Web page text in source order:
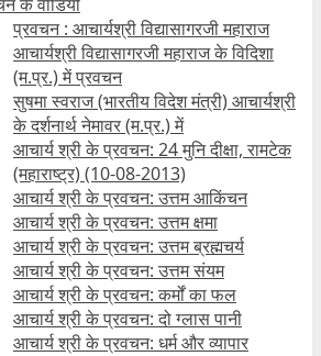
प्रवचन : आचार्यश्री ‍विद्यासागरजी महाराज
आचार्यश्री विद्यासागरजी महाराज के विदिशा
(म.प्र.) में प्रवचन
सुषमा स्वराज (भारतीय विदेश मंत्री) आचार्यश्री
के दर्शनार्थ नेमावर (म.प्र.) में
आचार्य श्री के प्रवचन: 24 मुनि दीक्षा, रामटेक
(महाराष्ट्र) (10-08-2013)
आचार्य श्री के प्रवचन: उत्तम आकिंचन
आचार्य श्री के प्रवचन: उत्तम क्षमा
आचार्य श्री के प्रवचन: उत्तम ब्रह्मचर्य
आचार्य श्री के प्रवचन: उत्तम संयम
आचार्य श्री के प्रवचन: कर्मों का फल
आचार्य श्री के प्रवचन: दो ग्लास पानी
आचार्य श्री के प्रवचन: धर्म और व्यापार